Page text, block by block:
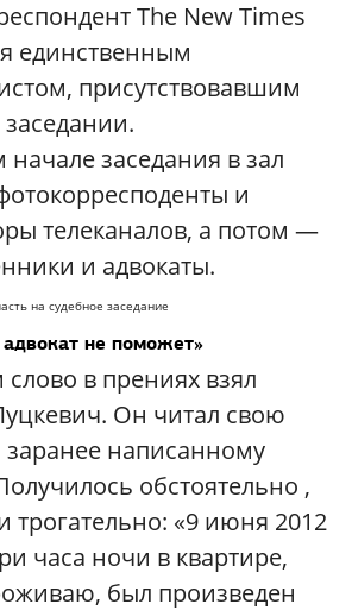
The New Times
единственным
присутствовавшим
заседания в зал
и
телеканалов, а потом —
и адвокаты.
на судебное заседание
не поможет»
в прениях взял
Он читал свою
заранее написанному
обстоятельно ,
трогательно: «9 июня 2012
часа ночи в квартире,
был произведен